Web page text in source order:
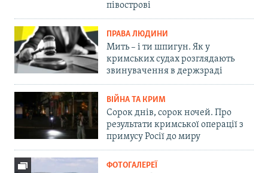
півострові
ПРАВА ЛЮДИНИ
Мить – і ти шпигун. Як у
кримських судах розглядають
звинувачення в держзраді
ВІЙНА ТА КРИМ
Сорок днів, сорок ночей. Про
результати кримської операції з
примусу Росії до миру
ФОТОГАЛЕРЕЇ